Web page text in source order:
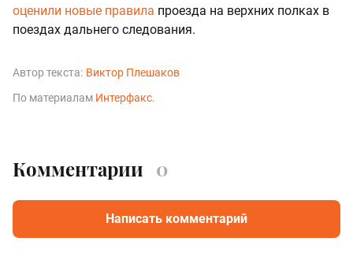
оценили новые правила проезда на верхних полках в
поездах дальнего следования.
Автор текста: Виктор Плешаков
По материалам Интерфакс.
Комментарии 0
Написать комментарий